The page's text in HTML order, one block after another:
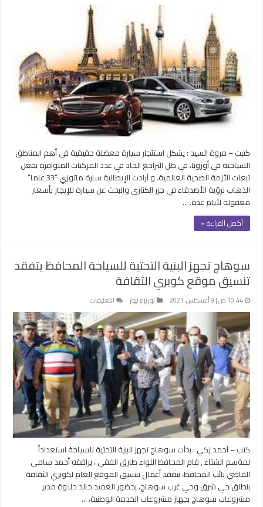
في
المناطق
السياحية
بأوروبا
..
والأسعار
نار
مغلقة
كتبت – مروة السيد : يشكل استئجار سيارة معضلة حقيقية في أهم المناطق
السياحية في أوروبا، في ظل التراجع الحاد في عدد المركبات المتوافرة بفعل
تبعات الأزمة الصحية العالمية. و أرادت الإيطالية سارة ماتوزي “33 عاما”
الذهاب لرؤية الأصدقاء في جزر الكناري والبحث عن سيارة للإيجار بأسعار
معقولة لأيام عدة. …
أكمل القراءة »
سوهاج تجهز البنية التحتية للسياحة المحافظ يتفقد
تنسيق موقع كوبري الثقافة
10:44 ص | 9 أغسطس، 2021 توريزم نيوز التعليقات
سوهاج
تجهز
البنية
التحتية
للسياحة
المحافظ
يتفقد
تنسيق
موقع
كوبري
الثقافة
مغلقة
كتب – أحمد زكي : بدأت سوهاج تجهز البنية التحتية للسياحة استعداداً
لمةسم الشتاء , قام المحافظ اللواء طارق الفقي ، يرافقه أحمد سامي
القاضي نائب المحافظ، بتفقد أعمال تنسيق الموقع العام لكوبري الثقافة
بنطاق حي شرق وحي غرب سوهاج، بحضور العميد خالد حلاوة مدير
مشروعات سوهاج بجهاز مشروعات الخدمة الوطنية، …